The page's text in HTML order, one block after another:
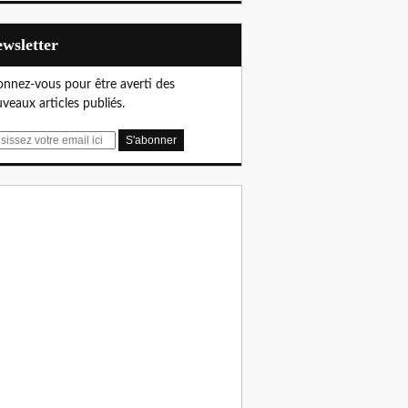
vous pour être averti des
articles publiés.